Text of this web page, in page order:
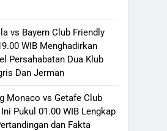
vs Bayern Club Friendly
WIB Menghadirkan
Persahabatan Dua Klub
Dan Jerman
Monaco vs Getafe Club
Pukul 01.00 WIB Lengkap
dan Fakta